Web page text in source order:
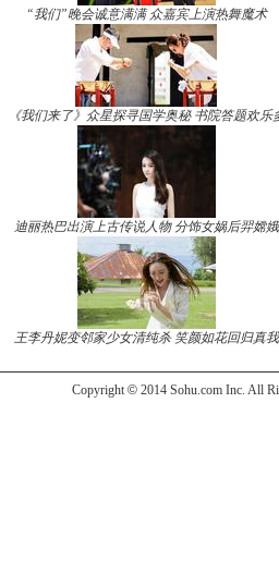
“我们”晚会诚意满满 众嘉宾上演热舞魔术
《我们来了》众星探寻国学奥秘 书院答题欢乐
迪丽热巴出演上古传说人物 分饰女娲后羿嫦娥
王李丹妮变邻家少女清纯杀 笑颜如花回归真我
Copyright © 2014 Sohu.com Inc. All